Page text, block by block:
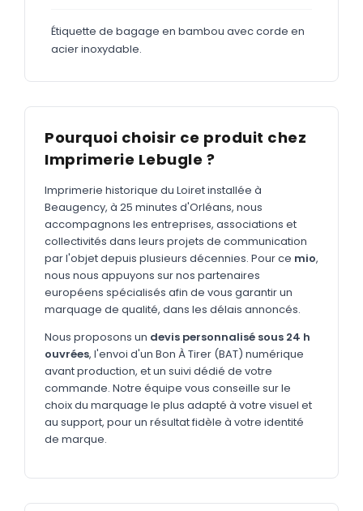
ADHÉSIFS
Adhésifs vitrine
MARQUAGE TEXTILE
Tee-shirts Nouveau
Polos Nouveau
Sweatshirts
GOODIES
Catalogue complet Nouveau
Bureau & écriture
Sacs & voyages
Verres & déjeuner
Technologie
Étiquette de bagage en bambou avec corde en
acier inoxydable.
Pourquoi choisir ce produit chez
Imprimerie Lebugle ?
Imprimerie historique du Loiret installée à
Beaugency, à 25 minutes d'Orléans, nous
accompagnons les entreprises, associations et
collectivités dans leurs projets de communication
par l'objet depuis plusieurs décennies. Pour ce mio,
nous nous appuyons sur nos partenaires
européens spécialisés afin de vous garantir un
marquage de qualité, dans les délais annoncés.
Nous proposons un devis personnalisé sous 24 h
ouvrées, l'envoi d'un Bon À Tirer (BAT) numérique
avant production, et un suivi dédié de votre
commande. Notre équipe vous conseille sur le
choix du marquage le plus adapté à votre visuel et
au support, pour un résultat fidèle à votre identité
de marque.